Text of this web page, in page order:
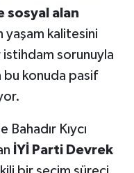
sosyal alan
yaşam kalitesini
sorunuyla
konuda pasif
Kıycı
İYİ Parti Devrek